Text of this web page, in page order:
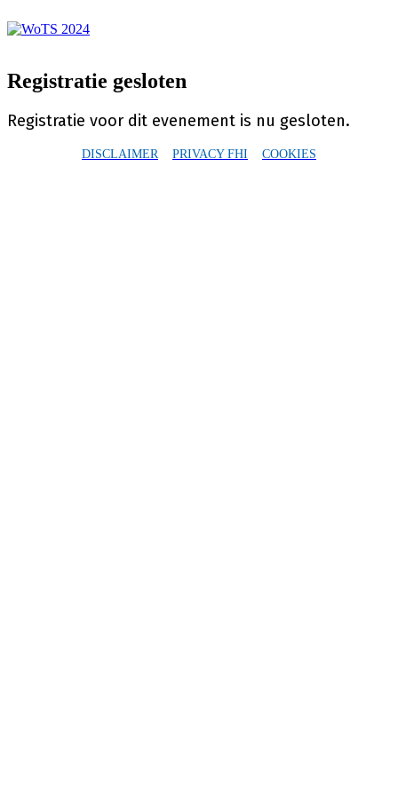
Registratie gesloten
Registratie voor dit evenement is nu gesloten.
DISCLAIMER PRIVACY FHI COOKIES